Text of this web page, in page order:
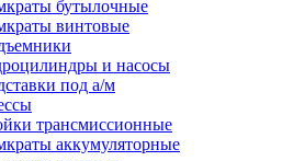
бутылочные
винтовые
и насосы
под а/м
трансмиссионные
аккумуляторные